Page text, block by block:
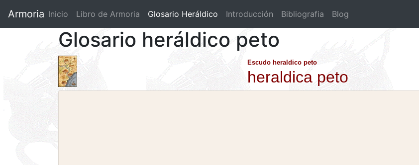
Armoria Inicio Libro de Armoria (current)
Glosario Heráldico Introducción Bibliografia Blog
Glosario heráldico peto
Escudo heraldico peto
heraldica peto